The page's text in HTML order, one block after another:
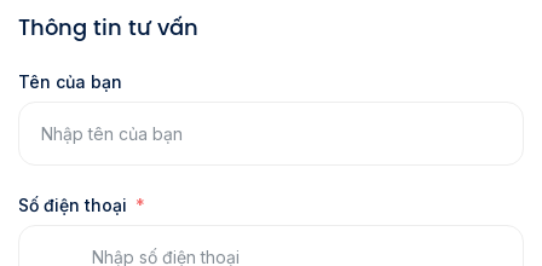
Thông tin tư vấn
Tên của bạn
Số điện thoại